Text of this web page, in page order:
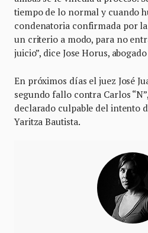
tiempo de lo normal y cuando
condenatoria confirmada por
un criterio a modo, para no
juicio”, dice Jose Horus,
En próximos días el juez José
segundo fallo contra Carlos
declarado culpable del intento
Yaritza Bautista.